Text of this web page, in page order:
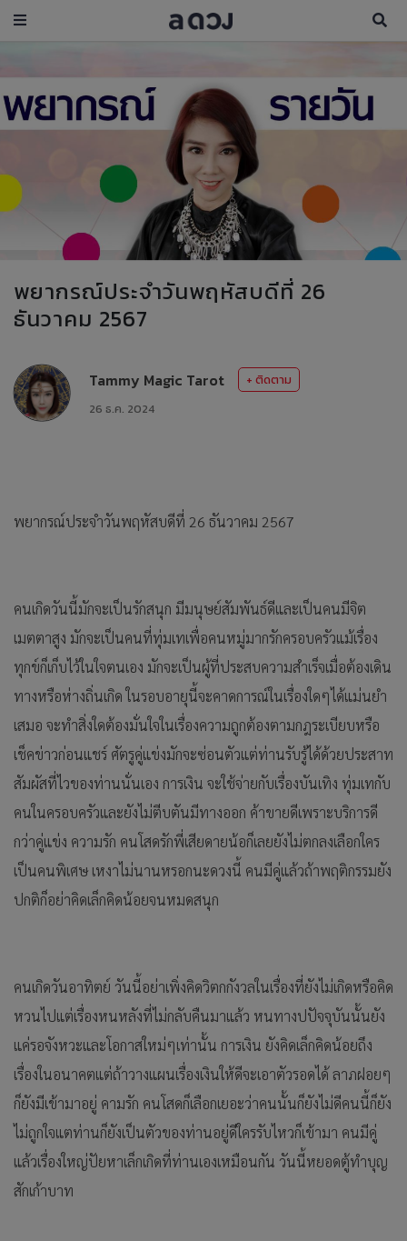
พยากรณ์ประจำวันพฤหัสบดีที่ 26
ธันวาคม 2567
Tammy Magic Tarot
+ ติดตาม
26 ธ.ค. 2024
พยากรณ์ประจำวันพฤหัสบดีที่ 26 ธันวาคม 2567
คนเกิดวันนี้มักจะเป็นรักสนุก มีมนุษย์สัมพันธ์ดีและเป็นคนมีจิต
เมตตาสูง มักจะเป็นคนที่ทุ่มเทเพื่อคนหมู่มากรักครอบครัวแม้เรื่อง
ทุกข์ก็เก็บไว้ในใจตนเอง มักจะเป็นผู้ที่ประสบความสำเร็จเมื่อต้องเดิน
ทางหรือห่างถิ่นเกิด ในรอบอายุนี้จะคาดการณ์ในเรื่องใดๆได้แม่นยำ
เสมอ จะทำสิ่งใดต้องมั่นใจในเรื่องความถูกต้องตามกฎระเบียบหรือ
เช็คข่าวก่อนแชร์ ศัตรูคู่แข่งมักจะซ่อนตัวแต่ท่านรับรู้ได้ด้วยประสาท
สัมผัสที่ไวของท่านนั่นเอง การเงิน จะใช้จ่ายกับเรื่องบันเทิง ทุ่มเทกับ
คนในครอบครัวและยังไม่ตีบตันมีทางออก ค้าขายดีเพราะบริการดี
กว่าคู่แข่ง ความรัก คนโสดรักพี่เสียดายน้อก็เลยยังไม่ตกลงเลือกใคร
เป็นคนพิเศษ เหงาไม่นานหรอกนะดวงนี้ คนมีคู่แล้วถ้าพฤติกรรมยัง
ปกติก็อย่าคิดเล็กคิดน้อยจนหมดสนุก
คนเกิดวันอาทิตย์ วันนี้อย่าเพิ่งคิดวิตกกังวลในเรื่องที่ยังไม่เกิดหรือคิด
หวนไปแต่เรื่องหนหลังที่ไม่กลับคืนมาแล้ว หนทางปปัจจุบันนั้นยัง
แค่รอจังหวะและโอกาสใหม่ๆเท่านั้น การเงิน ยังคิดเล็กคิดน้อยถึง
เรื่องในอนาคตแต่ถ้าวางแผนเรื่องเงินให้ดีจะเอาตัวรอดได้ ลาภฝอยๆ
ก็ยังมีเข้ามาอยู่ คามรัก คนโสดก็เลือกเยอะว่าคนนั้นก็ยังไม่ดีคนนี้ก็ยัง
ไม่ถูกใจแตท่านก็ยังเป็นตัวของท่านอยู่ดีใครรับไหวก็เข้ามา คนมีคู่
แล้วเรื่องใหญ่ปัยหาเล็กเกิดที่ท่านเองเหมือนกัน วันนี้หยอดตู้ทำบุญ
สักเก้าบาท